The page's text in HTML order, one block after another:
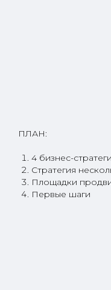
ПЛАН:
4 бизнес-
Стратегия
Площадки
Первые шаги